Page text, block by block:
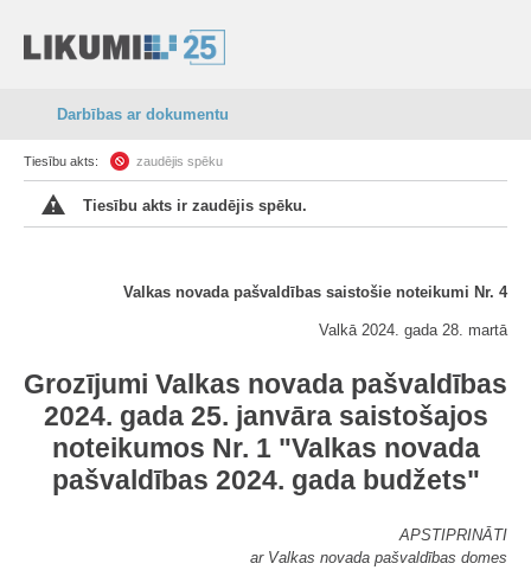
Darbības ar dokumentu
Tiesību akts: zaudējis spēku
Tiesību akts ir zaudējis spēku.
Valkas novada pašvaldības saistošie noteikumi Nr. 4
Valkā 2024. gada 28. martā
Grozījumi Valkas novada pašvaldības
2024. gada 25. janvāra saistošajos
noteikumos Nr. 1 "Valkas novada
pašvaldības 2024. gada budžets"
APSTIPRINĀTI
ar Valkas novada pašvaldības domes